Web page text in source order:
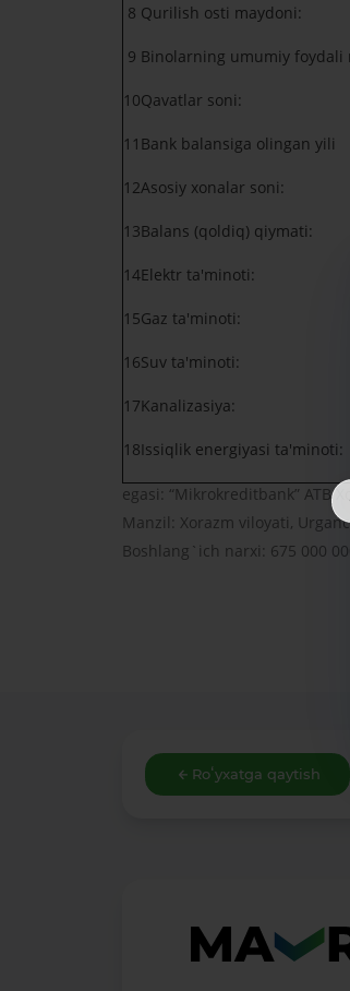
8 Qurilish osti maydoni:
9 Binolarning umumiy foydali
10Qavatlar soni:
11 Bank balansiga olingan yili
12Asosiy xonalar soni:
13Balans (qoldiq) qiymati:
14Elektr ta'minoti:
15Gaz ta'minoti:
16Suv ta'minoti:
17Kanalizasiya:
18Issiqlik energiyasi ta'minoti:
egasi: “Mikrokreditbank” ATB
Manzil: Xorazm viloyati,
Boshlang`ich narxi: 675 000
Roʻyxatga qaytish